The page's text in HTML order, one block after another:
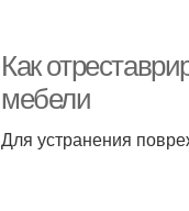
Как
мебели
Для устранения